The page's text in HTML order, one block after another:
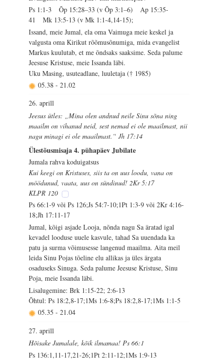
Ps 1:1-3 Õp 15:28–33 (v Õp 3:1–6) Ap 15:35-
41 Mk 13:5-13 (v Mk 1:1-4,14-15);
Issand, meie Jumal, ela oma Vaimuga meie keskel ja
valgusta oma Kirikut rõõmusõnumiga, mida evangelist
Markus kuulutab, et me õndsaks saaksime. Seda palume
Jeesuse Kristuse, meie Issanda läbi.
Uku Masing, usuteadlane, luuletaja († 1985)
05.38 - 21.02
26. aprill
Jeesus ütles: „Mina olen andnud neile Sinu sõna ning
maailm on vihanud neid, sest nemad ei ole maailmast, nii
nagu minagi ei ole maailmast.“ Jh 17:14
Ülestõusmisaja 4. pühapäev Jubilate
Jumala rahva koduigatsus
Kui keegi on Kristuses, siis ta on uus loodu, vana on
möödunud, vaata, uus on sündinud! 2Kr 5:17
KLPR 120
Ps 66:1-9 või Ps 126;Js 54:7-10;1Pt 1:3-9 või 2Kr 4:16-
18;Jh 17:11-17
Jumal, kõigi asjade Looja, nõnda nagu Sa äratad igal
kevadel looduse uuele kasvule, tahad Sa uuendada ka
patu ja surma võimusesse langenud maailma. Aita meil
leida Sinu Pojas tõeline elu allikas ja üles ärgata
osaduseks Sinuga. Seda palume Jeesuse Kristuse, Sinu
Poja, meie Issanda läbi.
Lisalugemine: Brk 1:15-22; 2:6-13
Õhtul: Ps 18:2,8-17;1Ms 1:6-8;Ps 18:2,8-17;1Ms 1:1-5
05.35 - 21.04
27. aprill
Hõisake Jumalale, kõik ilmamaa! Ps 66:1
Ps 136:1,11-17,21-26;1Pt 2:11-12;1Ms 1:9-13